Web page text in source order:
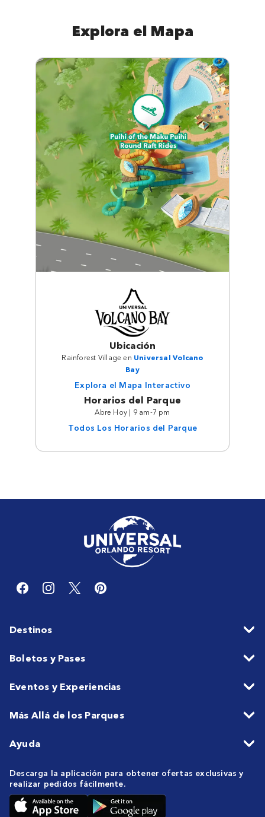
Explora el Mapa
Ubicación
Rainforest Village en Universal Volcano
Bay
Explora el Mapa Interactivo
Horarios del Parque
Abre Hoy | 9 am-7 pm
Todos Los Horarios del Parque
Destinos
Boletos y Pases
Eventos y Experiencias
Más Allá de los Parques
Ayuda
Descarga la aplicación para obtener ofertas exclusivas y
realizar pedidos fácilmente.